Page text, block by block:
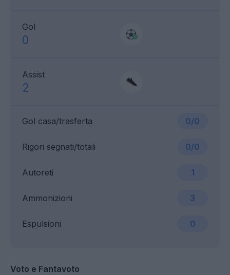
Gol
0
Assist
2
Gol casa/trasferta 0/0
Ammonizioni 3
Rigori segnati/totali 0/0
Espulsioni 0
Autoreti 1
Voto e Fantavoto